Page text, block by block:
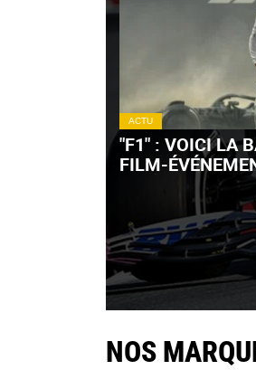
ACTU
"F1" : VOICI LA
FILM-
NOS